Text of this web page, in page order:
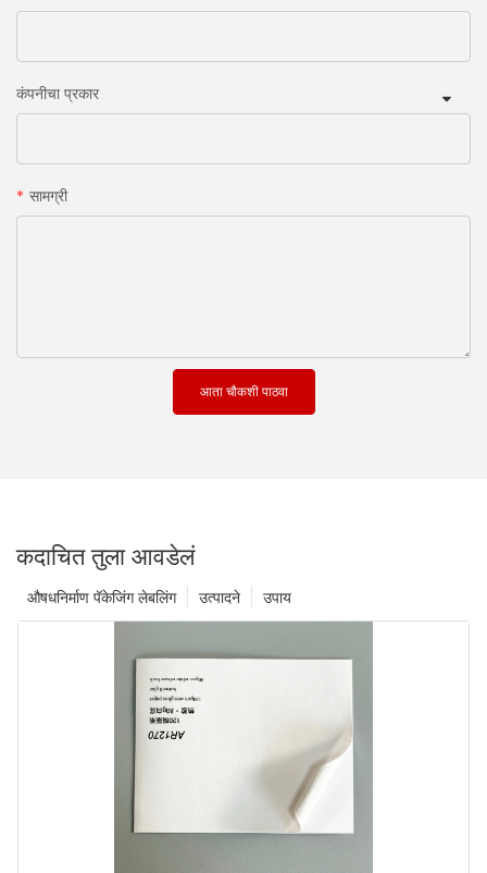
कंपनीचा प्रकार
सामग्री
आता चौकशी पाठवा
कदाचित तुला आवडेलं
उपाय
उत्पादने
औषधनिर्माण पॅकेजिंग लेबलिंग